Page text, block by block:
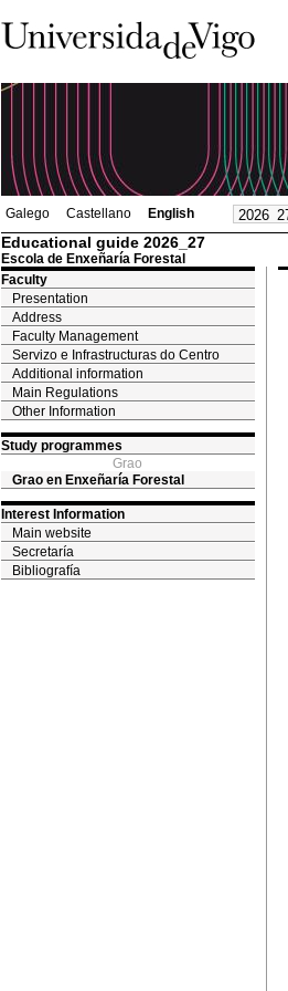
Galego Castellano English
Educational guide 2026_27
Escola de Enxeñaría Forestal
Faculty
Presentation
Address
Faculty Management
Servizo e Infrastructuras do Centro
Additional information
Main Regulations
Other Information
Study programmes
Grao
Grao en Enxeñaría Forestal
Interest Information
Main website
Secretaría
Bibliografía